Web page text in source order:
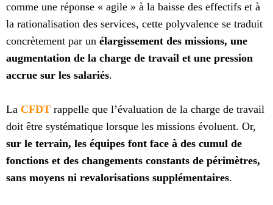
comme une réponse « agile » à la baisse des effectifs et à
la rationalisation des services, cette polyvalence se traduit
concrètement par un élargissement des missions, une
augmentation de la charge de travail et une pression
accrue sur les salariés.
La CFDT rappelle que l’évaluation de la charge de travail
doit être systématique lorsque les missions évoluent. Or,
sur le terrain, les équipes font face à des cumul de
fonctions et des changements constants de périmètres,
sans moyens ni revalorisations supplémentaires.